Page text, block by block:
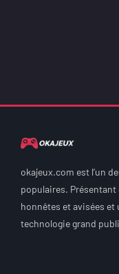
okajeux.com est l’un
populaires.
honnêtes et avisées
technologie grand